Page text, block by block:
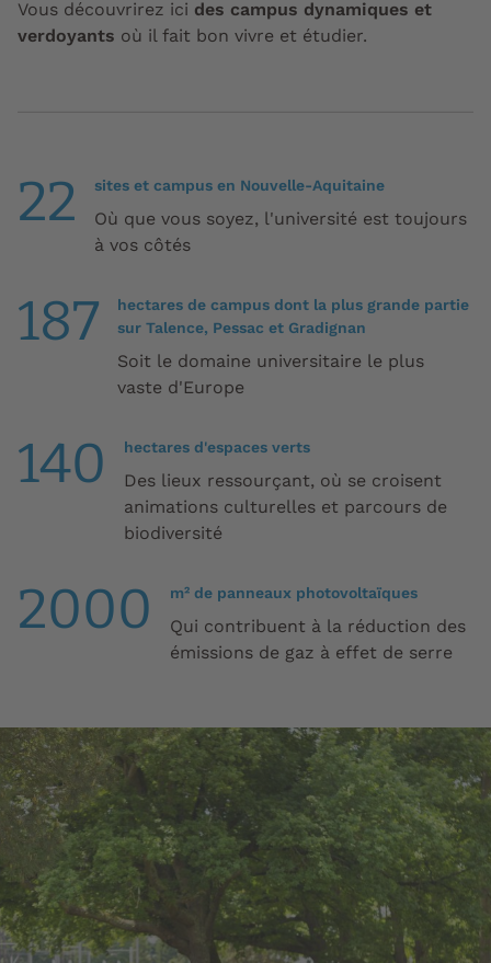
Vous découvrirez ici des campus dynamiques et
verdoyants où il fait bon vivre et étudier.
22 sites et campus en Nouvelle-Aquitaine
Où que vous soyez, l'université est toujours
à vos côtés
187
hectares de campus dont la plus grande partie
sur Talence, Pessac et Gradignan
Soit le domaine universitaire le plus
vaste d'Europe
140 hectares d'espaces verts
Des lieux ressourçant, où se croisent
animations culturelles et parcours de
biodiversité
2000 m² de panneaux photovoltaïques
Qui contribuent à la réduction des
émissions de gaz à effet de serre